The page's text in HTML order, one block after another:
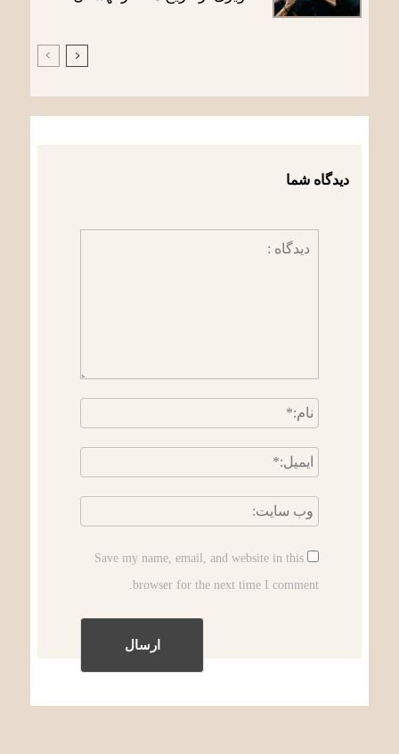
دیدگاه شما
Save my name, email, and website in this
browser for the next time I comment.